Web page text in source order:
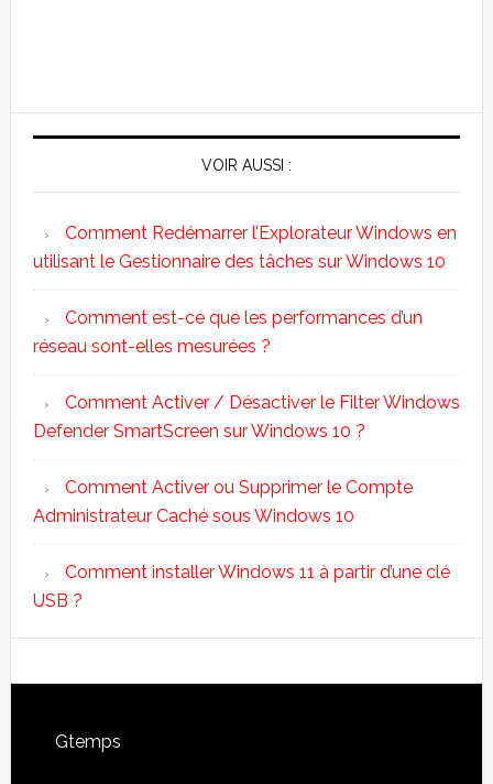
VOIR AUSSI :
Comment Redémarrer l’Explorateur Windows en
utilisant le Gestionnaire des tâches sur Windows 10
Comment est-ce que les performances d’un
réseau sont-elles mesurées ?
Comment Activer / Désactiver le Filter Windows
Defender SmartScreen sur Windows 10 ?
Comment Activer ou Supprimer le Compte
Administrateur Caché sous Windows 10
Comment installer Windows 11 à partir d’une clé
USB ?
Footer
Gtemps